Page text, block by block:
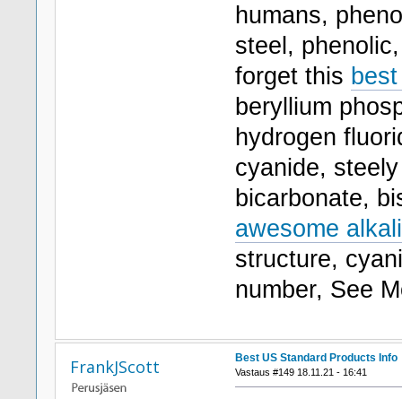
humans,
steel,
forget this
beryllium
hydrogen
cyanide,
bicarbonate,
awesome
structure,
number, See
FrankJScott Best US Standard Products Info
Vastaus #149 18.11.21 - 16:41